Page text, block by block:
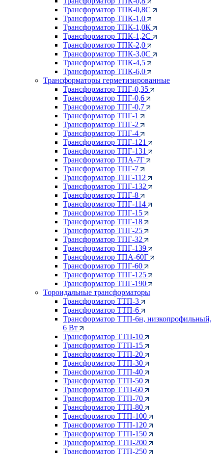
Трансформатор ТПК-0,8С
Трансформатор ТПК-1,0
Трансформатор ТПК-1,0К
Трансформатор ТПК-1,2С
Трансформатор ТПК-2,0
Трансформатор ТПК-3,0С
Трансформатор ТПК-4,5
Трансформатор ТПК-6,0
Трансформаторы герметизированные
Трансформатор ТПГ-0,35
Трансформатор ТПГ-0,6
Трансформатор ТПГ-0,7
Трансформатор ТПГ-1
Трансформатор ТПГ-2
Трансформатор ТПГ-4
Трансформатор ТПГ-121
Трансформатор ТПГ-131
Трансформатор ТПА-7Г
Трансформатор ТПГ-7
Трансформатор ТПГ-112
Трансформатор ТПГ-132
Трансформатор ТПГ-8
Трансформатор ТПГ-114
Трансформатор ТПГ-15
Трансформатор ТПГ-18
Трансформатор ТПГ-25
Трансформатор ТПГ-32
Трансформатор ТПГ-139
Трансформатор ТПА-60Г
Трансформатор ТПГ-60
Трансформатор ТПГ-125
Трансформатор ТПГ-190
Тороидальные трансформаторы
Трансформатор ТТП-3
Трансформатор ТТП-6
Трансформатор ТТП-6н, низкопрофильный,
6 Вт
Трансформатор ТТП-10
Трансформатор ТТП-15
Трансформатор ТТП-20
Трансформатор ТТП-30
Трансформатор ТТП-40
Трансформатор ТТП-50
Трансформатор ТТП-60
Трансформатор ТТП-70
Трансформатор ТТП-80
Трансформатор ТТП-100
Трансформатор ТТП-120
Трансформатор ТТП-150
Трансформатор ТТП-200
Трансформатор ТТП-250